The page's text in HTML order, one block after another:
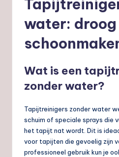
water: droog
Wat is een
zonder water?
Tapijtreinigers zonder water
schuim of speciale sprays die
het tapijt nat wordt. Dit is
voor tapijten die gevoelig zijn
professioneel gebruik kun je